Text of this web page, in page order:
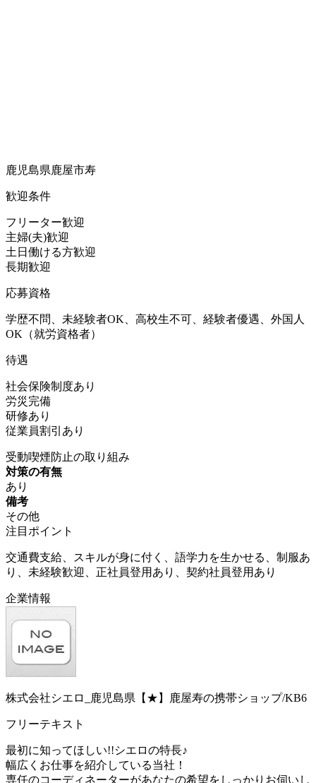
鹿児島県鹿屋市寿
歓迎条件
フリーター歓迎
主婦(夫)歓迎
土日働ける方歓迎
長期歓迎
応募資格
学歴不問、未経験者OK、高校生不可、経験者優遇、外国人
OK（就労資格者）
待遇
社会保険制度あり
労災完備
研修あり
従業員割引あり
受動喫煙防止の取り組み
対策の有無
あり
備考
その他
注目ポイント
交通費支給、スキルが身に付く、語学力を生かせる、制服あ
り、未経験歓迎、正社員登用あり、契約社員登用あり
企業情報
株式会社シエロ_鹿児島県【★】鹿屋寿の携帯ショップ/KB6
フリーテキスト
最初に知ってほしい!!シエロの特長♪
幅広くお仕事を紹介している当社！
専任のコーディネーターがあなたの希望をしっかりお伺いし